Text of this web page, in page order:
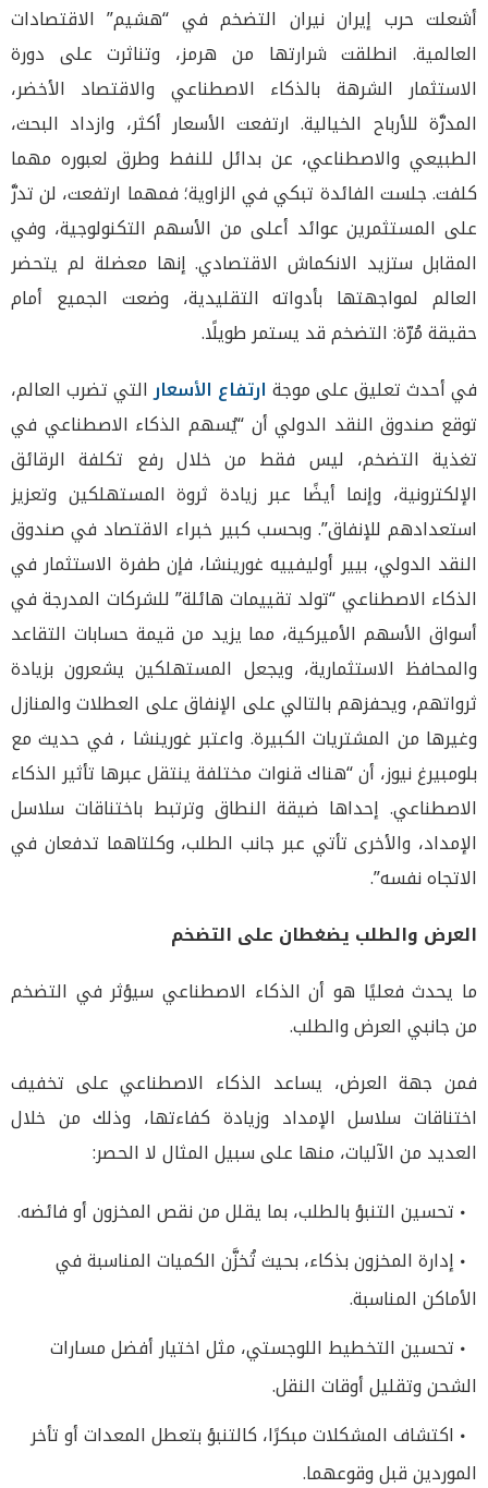
أشعلت حرب إيران نيران التضخم في “هشيم” الاقتصادات
العالمية. انطلقت شرارتها من هرمز، وتناثرت على دورة
الاستثمار الشرهة بالذكاء الاصطناعي والاقتصاد الأخضر،
المدرَّة للأرباح الخيالية. ارتفعت الأسعار أكثر، وازداد البحث،
الطبيعي والاصطناعي، عن بدائل للنفط وطرق لعبوره مهما
كلفت. جلست الفائدة تبكي في الزاوية؛ فمهما ارتفعت، لن تدرَّ
على المستثمرين عوائد أعلى من الأسهم التكنولوجية، وفي
المقابل ستزيد الانكماش الاقتصادي. إنها معضلة لم يتحضر
العالم لمواجهتها بأدواته التقليدية، وضعت الجميع أمام
حقيقة مُرّة: التضخم قد يستمر طويلًا.
في أحدث تعليق على موجة ارتفاع الأسعارالتي تضرب العالم،
توقع صندوق النقد الدولي أن “يُسهم الذكاء الاصطناعي في
تغذية التضخم، ليس فقط من خلال رفع تكلفة الرقائق
الإلكترونية، وإنما أيضًا عبر زيادة ثروة المستهلكين وتعزيز
استعدادهم للإنفاق”. وبحسب كبير خبراء الاقتصاد في صندوق
النقد الدولي، بيير أوليفييه غورينشا، فإن طفرة الاستثمار في
الذكاء الاصطناعي “تولد تقييمات هائلة” للشركات المدرجة في
أسواق الأسهم الأميركية، مما يزيد من قيمة حسابات التقاعد
والمحافظ الاستثمارية، ويجعل المستهلكين يشعرون بزيادة
ثرواتهم، ويحفزهم بالتالي على الإنفاق على العطلات والمنازل
وغيرها من المشتريات الكبيرة. واعتبر غورينشا ، في حديث مع
بلومبيرغ نيوز، أن “هناك قنوات مختلفة ينتقل عبرها تأثير الذكاء
الاصطناعي. إحداها ضيقة النطاق وترتبط باختناقات سلاسل
الإمداد، والأخرى تأتي عبر جانب الطلب، وكلتاهما تدفعان في
الاتجاه نفسه”.
العرض والطلب يضغطان على التضخم
ما يحدث فعليًا هو أن الذكاء الاصطناعي سيؤثر في التضخم
من جانبي العرض والطلب.
فمن جهة العرض، يساعد الذكاء الاصطناعي على تخفيف
اختناقات سلاسل الإمداد وزيادة كفاءتها، وذلك من خلال
العديد من الآليات، منها على سبيل المثال لا الحصر:
تحسين التنبؤ بالطلب، بما يقلل من نقص المخزون أو فائضه.
إدارة المخزون بذكاء، بحيث تُخزَّن الكميات المناسبة في
الأماكن المناسبة.
تحسين التخطيط اللوجستي، مثل اختيار أفضل مسارات
الشحن وتقليل أوقات النقل.
اكتشاف المشكلات مبكرًا، كالتنبؤ بتعطل المعدات أو تأخر
الموردين قبل وقوعهما.